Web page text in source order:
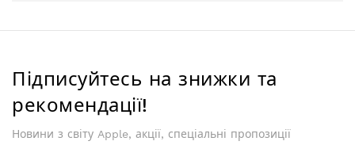
Підписуйтесь на знижки та
рекомендації!
Новини з світу Apple, акції, спеціальні пропозиції